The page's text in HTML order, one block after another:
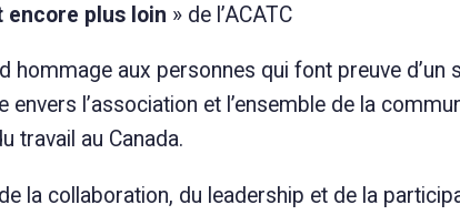
encore plus loin » de l’ACATC
hommage aux personnes qui font preuve d’un
envers l’association et l’ensemble de la
travail au Canada.
la collaboration, du leadership et de la